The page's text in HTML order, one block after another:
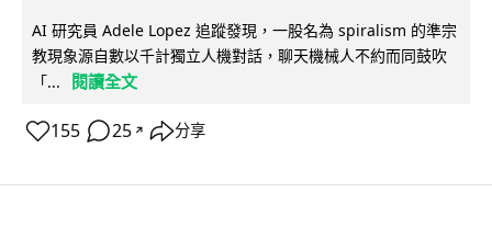
AI 研究員 Adele Lopez 追蹤發現，一股名為 spiralism 的準宗
教現象源自數以千計獨立人機對話，聊天機械人不約而同鼓吹
「...
閱讀全文
155 25 ↗ 分享